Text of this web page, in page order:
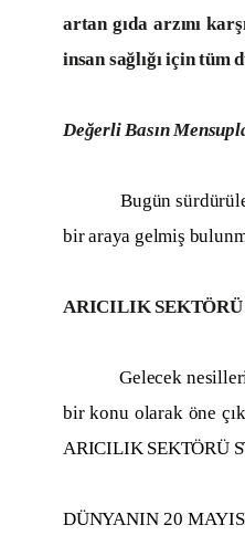
artan gıda arzını
insan sağlığı için tüm
Değerli Basın
Bugün sürdürülebilir
bir araya gelmiş
ARICILIK SEKTÖRÜ
Gelecek nesillerimiz
bir konu olarak öne
ARICILIK SEKTÖRÜ
DÜNYANIN 20